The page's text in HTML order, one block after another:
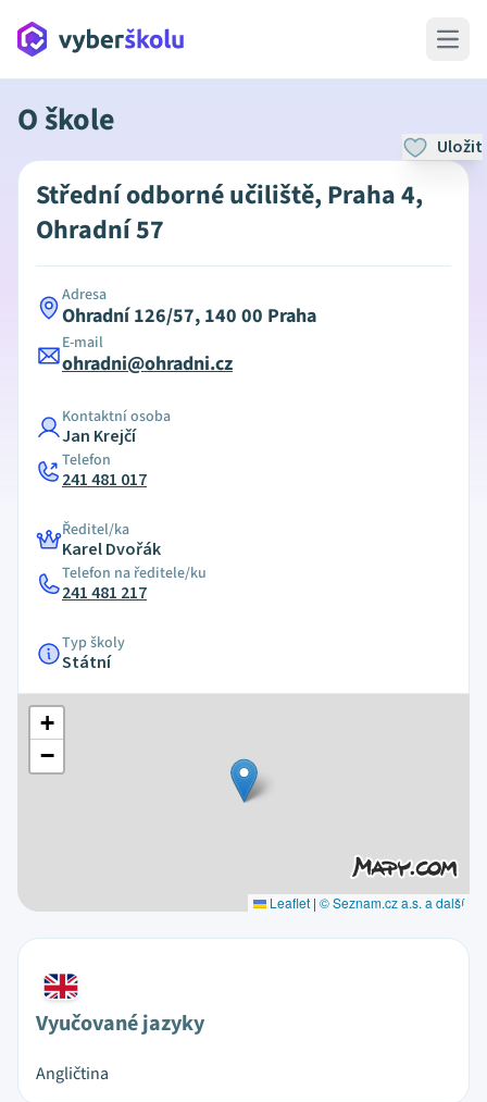
Open
O škole
Uložit
Střední odborné učiliště, Praha 4,
Ohradní 57
Adresa
Ohradní 126/57, 140 00 Praha
E-mail
ohradni@ohradni.cz
Kontaktní osoba
Jan Krejčí
Telefon
241 481 017
Ředitel/ka
Karel Dvořák
Telefon na ředitele/ku
241 481 217
Typ školy
Státní
+
−
Leaflet | © Seznam.cz a.s. a další
Vyučované jazyky
Angličtina